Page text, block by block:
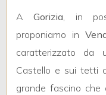
AGorizia, in
proponiamo in
caratterizzato da
Castello e sui tetti
grande fascino che
2
3